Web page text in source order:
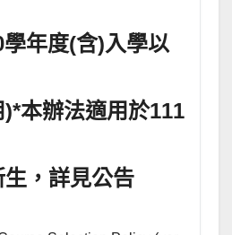
年度(含)入學以
本辦法適用於111
，詳見公告